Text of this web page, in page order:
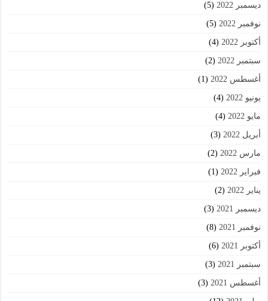
ديسمبر 2022 (5)
نوفمبر 2022 (5)
أكتوبر 2022 (4)
سبتمبر 2022 (2)
أغسطس 2022 (1)
يونيو 2022 (4)
مايو 2022 (4)
أبريل 2022 (3)
مارس 2022 (2)
فبراير 2022 (1)
يناير 2022 (2)
ديسمبر 2021 (3)
نوفمبر 2021 (8)
أكتوبر 2021 (6)
سبتمبر 2021 (3)
أغسطس 2021 (3)